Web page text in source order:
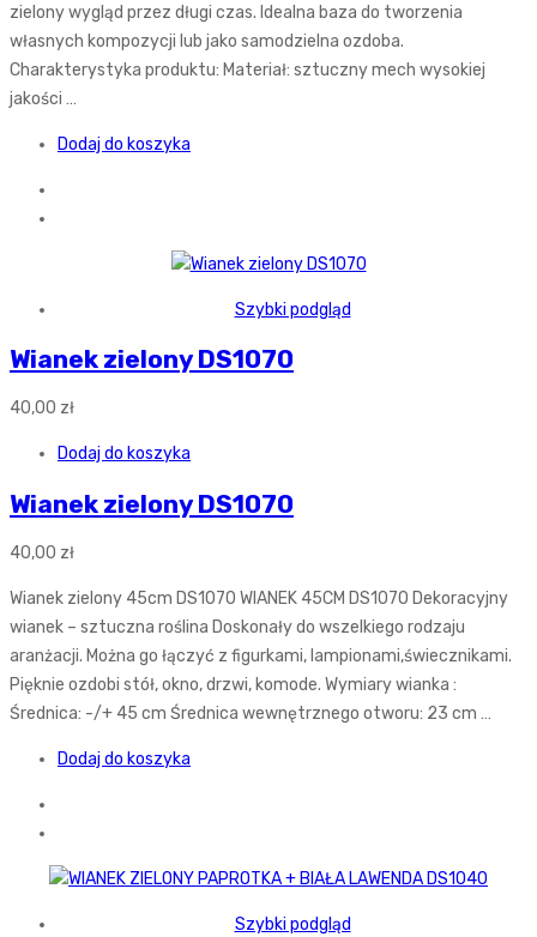
zielony wygląd przez długi czas. Idealna baza do tworzenia
własnych kompozycji lub jako samodzielna ozdoba.
Charakterystyka produktu: Materiał: sztuczny mech wysokiej
jakości …
Dodaj do koszyka
Szybki podgląd
Wianek zielony DS1070
40,00 zł
Dodaj do koszyka
Wianek zielony DS1070
40,00 zł
Wianek zielony 45cm DS1070 WIANEK 45CM DS1070 Dekoracyjny
wianek – sztuczna roślina Doskonały do wszelkiego rodzaju
aranżacji. Można go łączyć z figurkami, lampionami,świecznikami.
Pięknie ozdobi stół, okno, drzwi, komode. Wymiary wianka :
Średnica: -/+ 45 cm Średnica wewnętrznego otworu: 23 cm …
Dodaj do koszyka
Szybki podgląd